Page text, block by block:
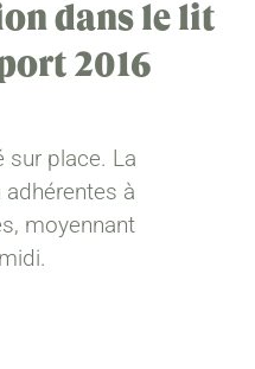
dans le lit
2016
sur place. La
à
moyennant